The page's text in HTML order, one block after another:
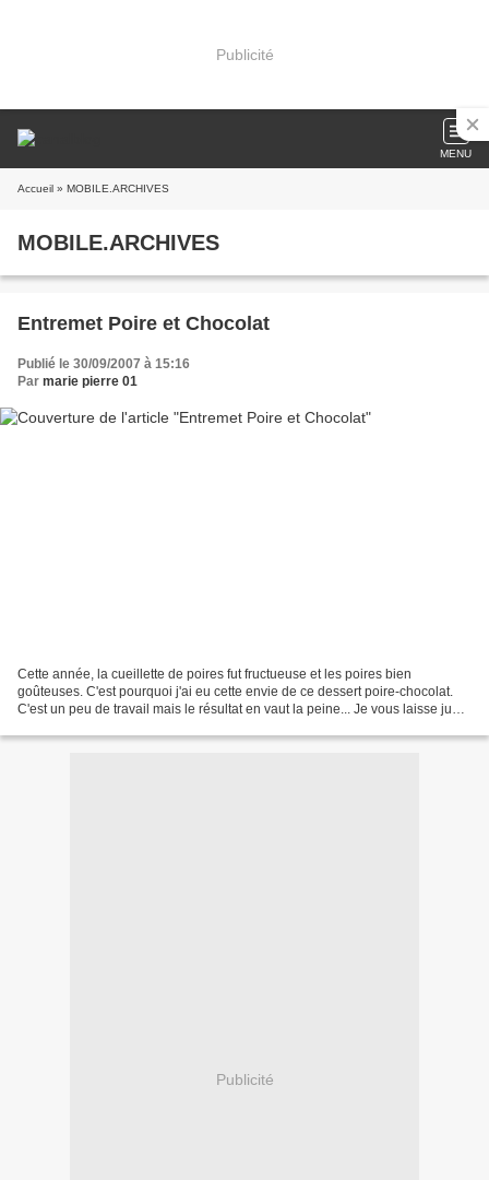
Publicité
MENU
Accueil » MOBILE.ARCHIVES
MOBILE.ARCHIVES
Entremet Poire et Chocolat
Publié le 30/09/2007 à 15:16
Par marie pierre 01
Cette année, la cueillette de poires fut fructueuse et les poires bien
goûteuses. C'est pourquoi j'ai eu cette envie de ce dessert poire-chocolat.
C'est un peu de travail mais le résultat en vaut la peine... Je vous laisse juger
Publicité